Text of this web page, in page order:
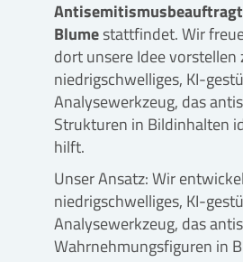
Blumestattfindet. Wir
dort unsere Idee vorstellen
niedrigschwelliges, KI-
Analysewerkzeug, das
Strukturen in Bildinhalten
hilft.
Unser Ansatz: Wir
niedrigschwelliges, KI-
Analysewerkzeug, das
Wahrnehmungsfiguren in